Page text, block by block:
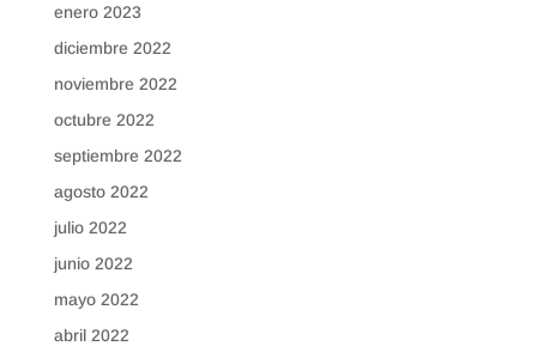
enero 2023
diciembre 2022
noviembre 2022
octubre 2022
septiembre 2022
agosto 2022
julio 2022
junio 2022
mayo 2022
abril 2022